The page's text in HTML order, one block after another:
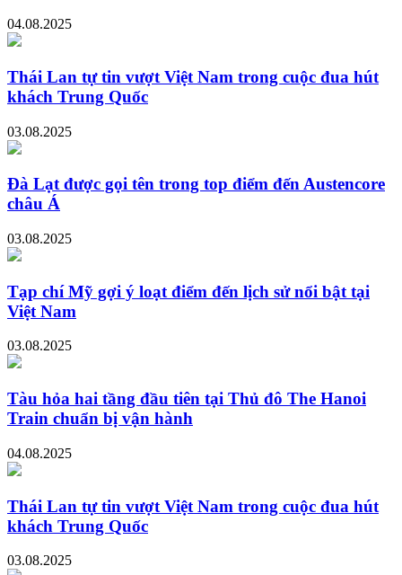
04.08.2025
Thái Lan tự tin vượt Việt Nam trong cuộc đua hút
khách Trung Quốc
03.08.2025
Đà Lạt được gọi tên trong top điểm đến Austencore
châu Á
03.08.2025
Tạp chí Mỹ gợi ý loạt điểm đến lịch sử nổi bật tại
Việt Nam
03.08.2025
Tàu hỏa hai tầng đầu tiên tại Thủ đô The Hanoi
Train chuẩn bị vận hành
04.08.2025
Thái Lan tự tin vượt Việt Nam trong cuộc đua hút
khách Trung Quốc
03.08.2025